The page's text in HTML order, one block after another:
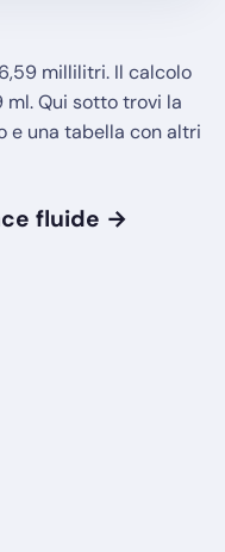
millilitri. Il calcolo
ml. Qui sotto trovi la
e una tabella con altri
fluide →